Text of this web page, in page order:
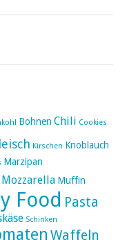
Bohnen Chili Cookies
Kirschen Knoblauch
Marzipan
Mozzarella Muffin
Food Pasta
Schinken
Waffeln